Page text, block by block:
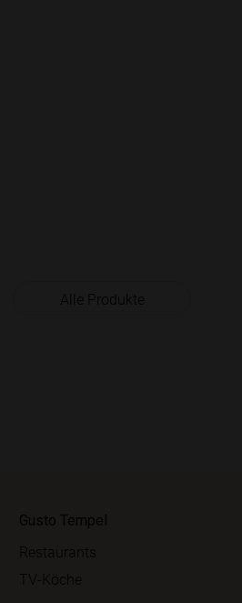
Alle Produkte
Gusto Tempel
Restaurants
TV-Köche